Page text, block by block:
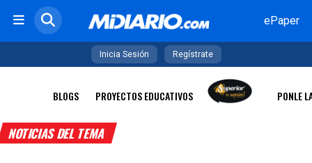
ePaper
Inicia Sesión Regístrate
BLOGS PROYECTOS EDUCATIVOS PONLE
NOTICIAS DEL TEMA